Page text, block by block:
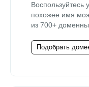
похожее имя
из 700+
Подобрать